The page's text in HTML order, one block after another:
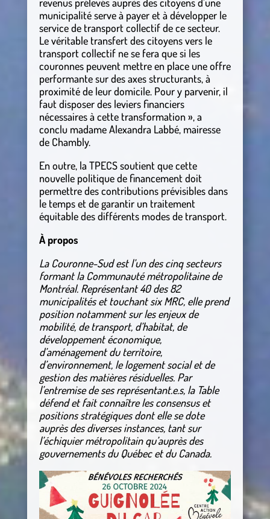
municipalité serve à payer et à développer le
service de transport collectif de ce secteur.
Le véritable transfert des citoyens vers le
transport collectif ne se fera que si les
couronnes peuvent mettre en place une offre
performante sur des axes structurants, à
proximité de leur domicile. Pour y parvenir, il
faut disposer des leviers financiers
nécessaires à cette transformation », a
conclu madame Alexandra Labbé, mairesse
de Chambly.
En outre, la TPECS soutient que cette
nouvelle politique de financement doit
permettre des contributions prévisibles dans
le temps et de garantir un traitement
équitable des différents modes de transport.
À propos
La Couronne-Sud est l’un des cinq secteurs
formant la Communauté métropolitaine de
Montréal. Représentant 40 des 82
municipalités et touchant six MRC, elle prend
position notamment sur les enjeux de
mobilité, de transport, d’habitat, de
développement économique,
d’aménagement du territoire,
d’environnement, le logement social et de
gestion des matières résiduelles. Par
l’entremise de ses représentant.e.s, la Table
défend et fait connaître les consensus et
positions stratégiques dont elle se dote
auprès des diverses instances, tant sur
l’échiquier métropolitain qu’auprès des
gouvernements du Québec et du Canada.